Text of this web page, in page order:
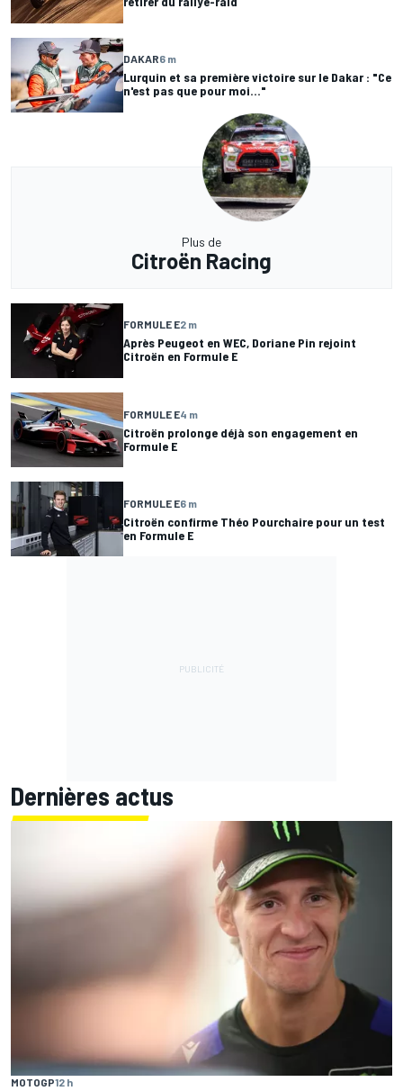
DAKAR6 m
Lurquin et sa première victoire sur le Dakar : "Ce
n'est pas que pour moi..."
Plus de
Citroën Racing
FORMULE E2 m
Après Peugeot en WEC, Doriane Pin rejoint
Citroën en Formule E
FORMULE E4 m
Citroën prolonge déjà son engagement en
Formule E
FORMULE E6 m
Citroën confirme Théo Pourchaire pour un test
en Formule E
Dernières actus
MOTOGP12 h